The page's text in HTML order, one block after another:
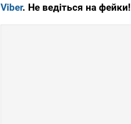
Viber. Не ведіться на фейки!